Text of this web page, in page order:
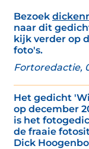
Bezoek
naar dit
kijk verder op
foto's.
Fortoredactie,
Het gedicht
op december
is het
de fraaie
Dick